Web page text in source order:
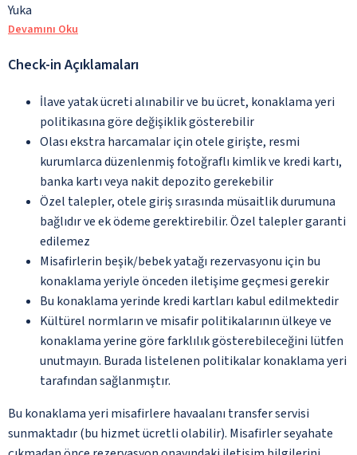
Yuka
Devamını Oku
Check-in Açıklamaları
İlave yatak ücreti alınabilir ve bu ücret, konaklama yeri
politikasına göre değişiklik gösterebilir
Olası ekstra harcamalar için otele girişte, resmi
kurumlarca düzenlenmiş fotoğraflı kimlik ve kredi kartı,
banka kartı veya nakit depozito gerekebilir
Özel talepler, otele giriş sırasında müsaitlik durumuna
bağlıdır ve ek ödeme gerektirebilir. Özel talepler garanti
edilemez
Misafirlerin beşik/bebek yatağı rezervasyonu için bu
konaklama yeriyle önceden iletişime geçmesi gerekir
Bu konaklama yerinde kredi kartları kabul edilmektedir
Kültürel normların ve misafir politikalarının ülkeye ve
konaklama yerine göre farklılık gösterebileceğini lütfen
unutmayın. Burada listelenen politikalar konaklama yeri
tarafından sağlanmıştır.
Bu konaklama yeri misafirlere havaalanı transfer servisi
sunmaktadır (bu hizmet ücretli olabilir). Misafirler seyahate